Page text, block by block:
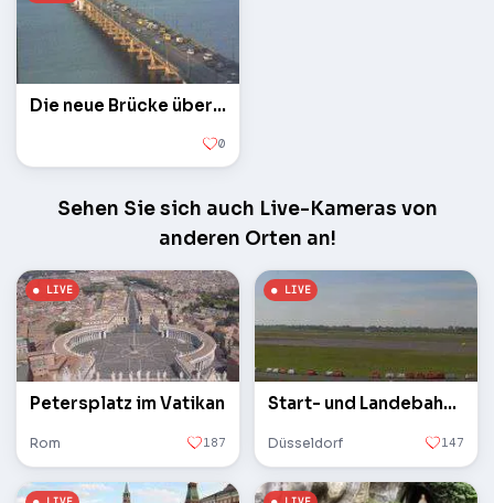
Die neue Brücke über den Dnjepr
0
Sehen Sie sich auch Live-Kameras von
anderen Orten an!
Petersplatz im Vatikan
Rom 187
Start- und Landebahn des Flughafens
Düsseldorf 147